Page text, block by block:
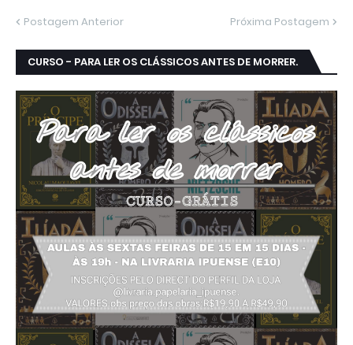
Postagem Anterior Próxima Postagem
CURSO - PARA LER OS CLÁSSICOS ANTES DE MORRER.